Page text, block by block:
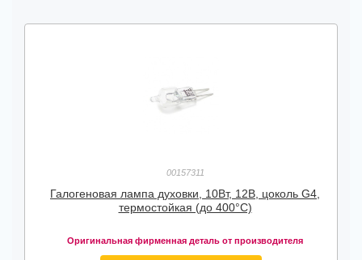
00157311
Галогеновая лампа духовки, 10Вт, 12В, цоколь G4,
термостойкая (до 400°C)
Оригинальная фирменная деталь от производителя